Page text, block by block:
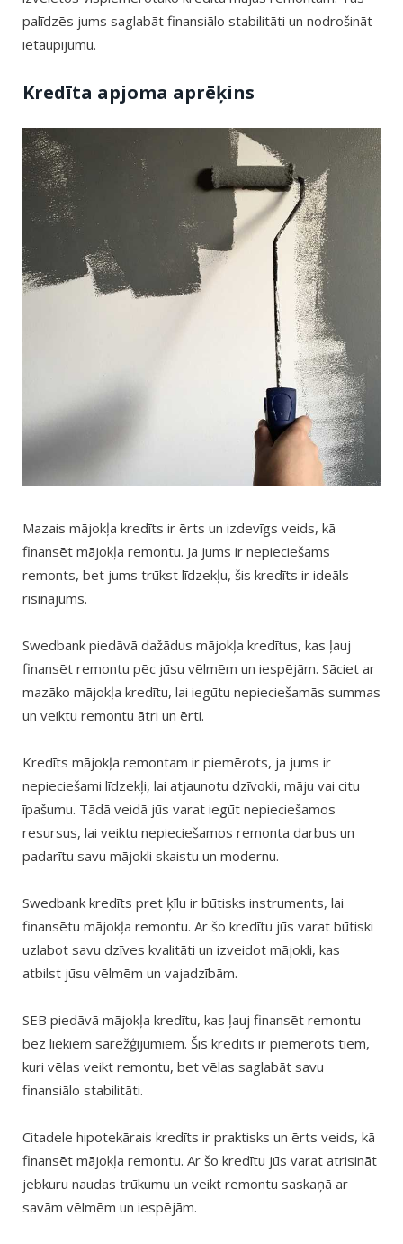
palīdzēs jums saglabāt finansiālo stabilitāti un nodrošināt
ietaupījumu.
Kredīta apjoma aprēķins
Mazais mājokļa kredīts ir ērts un izdevīgs veids, kā
finansēt mājokļa remontu. Ja jums ir nepieciešams
remonts, bet jums trūkst līdzekļu, šis kredīts ir ideāls
risinājums.
Swedbank piedāvā dažādus mājokļa kredītus, kas ļauj
finansēt remontu pēc jūsu vēlmēm un iespējām. Sāciet ar
mazāko mājokļa kredītu, lai iegūtu nepieciešamās summas
un veiktu remontu ātri un ērti.
Kredīts mājokļa remontam ir piemērots, ja jums ir
nepieciešami līdzekļi, lai atjaunotu dzīvokli, māju vai citu
īpašumu. Tādā veidā jūs varat iegūt nepieciešamos
resursus, lai veiktu nepieciešamos remonta darbus un
padarītu savu mājokli skaistu un modernu.
Swedbank kredīts pret ķīlu ir būtisks instruments, lai
finansētu mājokļa remontu. Ar šo kredītu jūs varat būtiski
uzlabot savu dzīves kvalitāti un izveidot mājokli, kas
atbilst jūsu vēlmēm un vajadzībām.
SEB piedāvā mājokļa kredītu, kas ļauj finansēt remontu
bez liekiem sarežģījumiem. Šis kredīts ir piemērots tiem,
kuri vēlas veikt remontu, bet vēlas saglabāt savu
finansiālo stabilitāti.
Citadele hipotekārais kredīts ir praktisks un ērts veids, kā
finansēt mājokļa remontu. Ar šo kredītu jūs varat atrisināt
jebkuru naudas trūkumu un veikt remontu saskaņā ar
savām vēlmēm un iespējām.